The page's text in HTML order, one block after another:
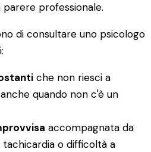
professionale.
di consultare uno psicologo
che non riesci a
quando non c'è un
accompagnata da
o difficoltà a